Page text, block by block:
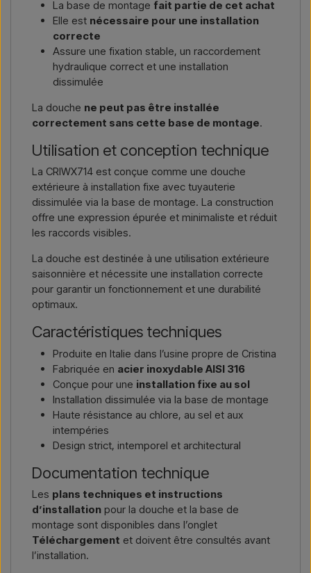
La base de montage fait partie de cet achat
Elle est nécessaire pour une installation
correcte
Assure une fixation stable, un raccordement
hydraulique correct et une installation
dissimulée
La douche ne peut pas être installée
correctement sans cette base de montage.
Utilisation et conception technique
La CRIWX714 est conçue comme une douche
extérieure à installation fixe avec tuyauterie
dissimulée via la base de montage. La construction
offre une expression épurée et minimaliste et réduit
les raccords visibles.
La douche est destinée à une utilisation extérieure
saisonnière et nécessite une installation correcte
pour garantir un fonctionnement et une durabilité
optimaux.
Caractéristiques techniques
Produite en Italie dans l’usine propre de Cristina
Fabriquée en acier inoxydable AISI 316
Conçue pour une installation fixe au sol
Installation dissimulée via la base de montage
Haute résistance au chlore, au sel et aux
intempéries
Design strict, intemporel et architectural
Documentation technique
Les plans techniques et instructions
d’installation pour la douche et la base de
montage sont disponibles dans l’onglet
Téléchargement et doivent être consultés avant
l’installation.